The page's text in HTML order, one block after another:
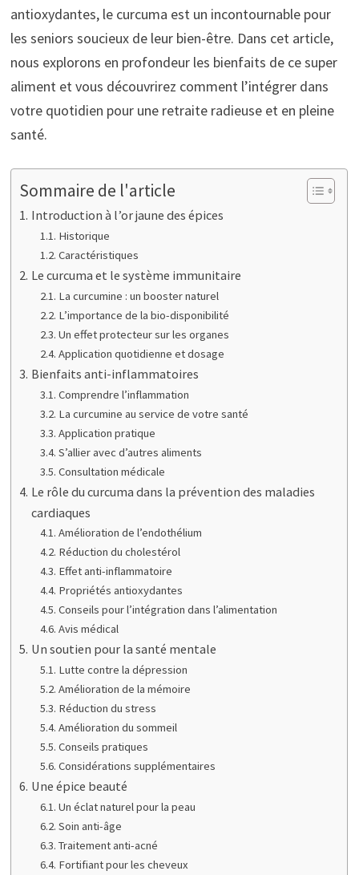
antioxydantes, le curcuma est un incontournable pour
les seniors soucieux de leur bien-être. Dans cet article,
nous explorons en profondeur les bienfaits de ce super
aliment et vous découvrirez comment l’intégrer dans
votre quotidien pour une retraite radieuse et en pleine
santé.
Sommaire de l'article
Introduction à l’or jaune des épices
Historique
Caractéristiques
Le curcuma et le système immunitaire
La curcumine : un booster naturel
L’importance de la bio-disponibilité
Un effet protecteur sur les organes
Application quotidienne et dosage
Bienfaits anti-inflammatoires
Comprendre l’inflammation
La curcumine au service de votre santé
Application pratique
S’allier avec d’autres aliments
Consultation médicale
Le rôle du curcuma dans la prévention des maladies
cardiaques
Amélioration de l’endothélium
Réduction du cholestérol
Effet anti-inflammatoire
Propriétés antioxydantes
Conseils pour l’intégration dans l’alimentation
Avis médical
Un soutien pour la santé mentale
Lutte contre la dépression
Amélioration de la mémoire
Réduction du stress
Amélioration du sommeil
Conseils pratiques
Considérations supplémentaires
Une épice beauté
Un éclat naturel pour la peau
Soin anti-âge
Traitement anti-acné
Fortifiant pour les cheveux